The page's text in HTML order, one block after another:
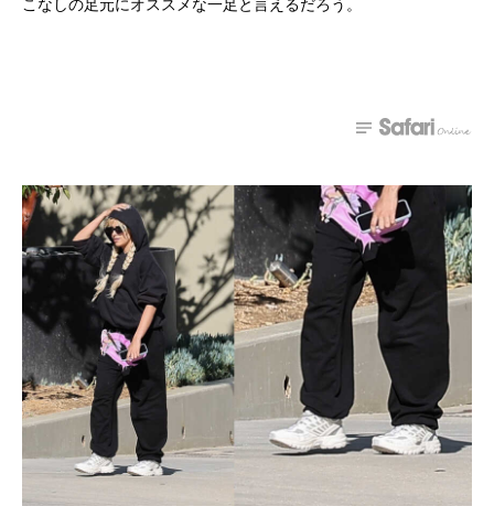
こなしの足元にオススメな一足と言えるだろう。